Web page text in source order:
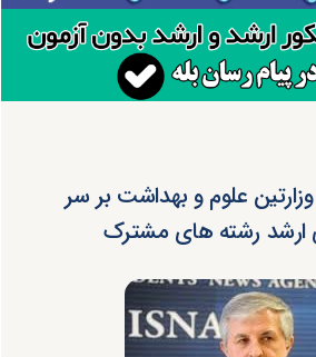
وزارتین علوم و بهداشت بر سر
ارشد رشته های مشترک